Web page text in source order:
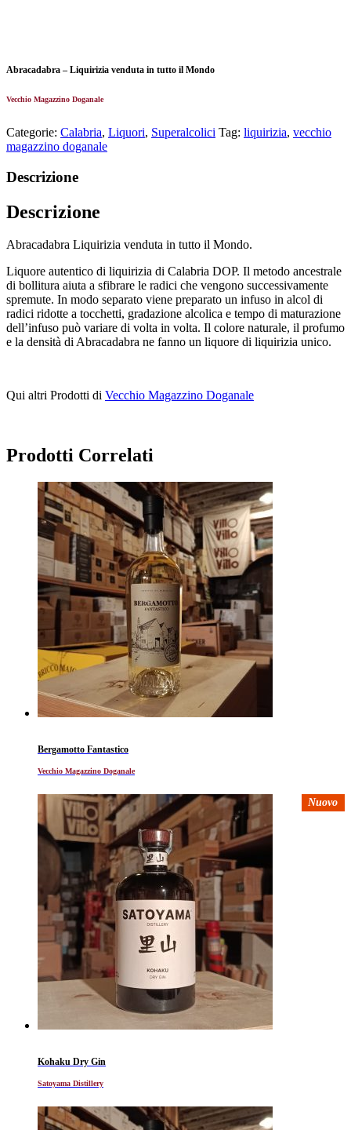
Abracadabra – Liquirizia venduta in tutto il Mondo
Vecchio Magazzino Doganale
Categorie: Calabria, Liquori, Superalcolici Tag: liquirizia, vecchio
magazzino doganale
Descrizione
Descrizione
Abracadabra Liquirizia venduta in tutto il Mondo.
Liquore autentico di liquirizia di Calabria DOP. Il metodo ancestrale
di bollitura aiuta a sfibrare le radici che vengono successivamente
spremute. In modo separato viene preparato un infuso in alcol di
radici ridotte a tocchetti, gradazione alcolica e tempo di maturazione
dell’infuso può variare di volta in volta. Il colore naturale, il profumo
e la densità di Abracadabra ne fanno un liquore di liquirizia unico.
Qui altri Prodotti di Vecchio Magazzino Doganale
Prodotti Correlati
Bergamotto Fantastico
Vecchio Magazzino Doganale
Nuovo
Kohaku Dry Gin
Satoyama Distillery